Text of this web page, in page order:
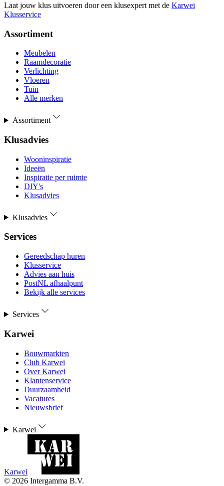
Laat jouw klus uitvoeren door een klusexpert met de Karwei
Klusservice
Assortiment
Meubelen
Raamdecoratie
Verlichting
Vloeren
Tuin
Alle merken
Assortiment
Klusadvies
Wooninspiratie
Ideeën
Inspiratie per ruimte
DIY's
Klusadvies
Klusadvies
Services
Gereedschap huren
Klusservice
Advies aan huis
PostNL afhaalpunt
Bekijk alle services
Services
Karwei
Bouwmarkten
Club Karwei
Over Karwei
Klantenservice
Duurzaamheid
Vacatures
Nieuwsbrief
Karwei
Karwei
© 2026 Intergamma B.V.